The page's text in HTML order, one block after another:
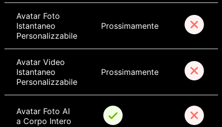
Avatar Foto
Istantaneo
Personalizzabile
Prossimamente
Avatar Video
Istantaneo
Personalizzabile
Prossimamente
Avatar Foto AI
a Corpo Intero